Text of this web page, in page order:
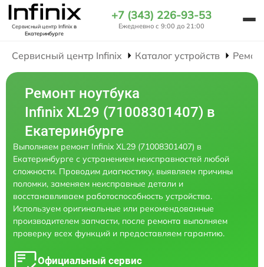
Сервисный центр Infinixв
Екатеринбурге
+7 (343) 226-93-53
Ежедневно с 9:00 до 21:00
Сервисный центр Infinix Каталог устройств
Ремонт ноутбука
Infinix XL29 (71008301407) в
Екатеринбурге
Выполняем ремонт Infinix XL29 (71008301407) в
Екатеринбурге с устранением неисправностей любой
сложности. Проводим диагностику, выявляем причины
поломки, заменяем неисправные детали и
восстанавливаем работоспособность устройства.
Используем оригинальные или рекомендованные
производителем запчасти, после ремонта выполняем
проверку всех функций и предоставляем гарантию.
Официальный сервис